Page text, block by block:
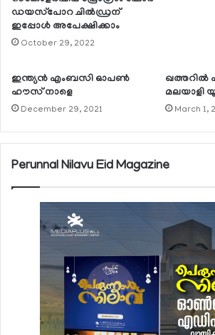
ഡയസ്‌പോറ ചില്‍ഡ്രന്
ഇപ്പോള്‍ അപേക്ഷിക്കാം
October 29, 2022
ഇന്ത്യന്‍ എംബസി ഓപണ്‍
ഹൗസ് നാളെ
December 29, 2021
ഖത്തറില്‍
മലയാളി
March 1,
Perunnal Nilavu Eid Magazine